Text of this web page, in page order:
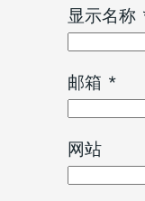
显示名称
邮箱 *
网站